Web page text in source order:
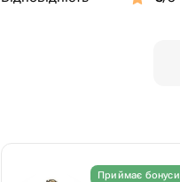
Приймає бонуси